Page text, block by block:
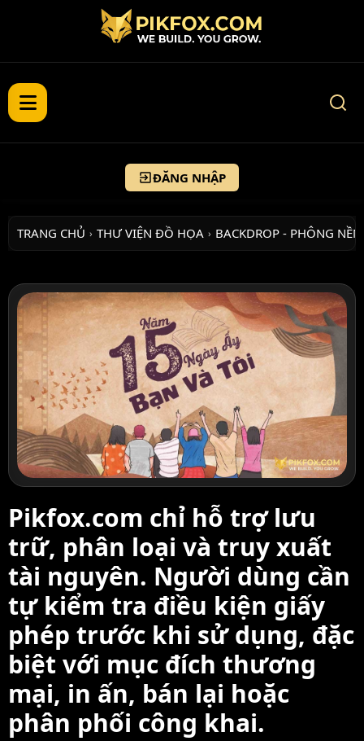
ĐĂNG NHẬP
TRANG CHỦ › THƯ VIỆN ĐỒ HỌA › BACKDROP - PHÔNG NỀN
Pikfox.com chỉ hỗ trợ lưu
trữ, phân loại và truy xuất
tài nguyên. Người dùng cần
tự kiểm tra điều kiện giấy
phép trước khi sử dụng, đặc
biệt với mục đích thương
mại, in ấn, bán lại hoặc
phân phối công khai.